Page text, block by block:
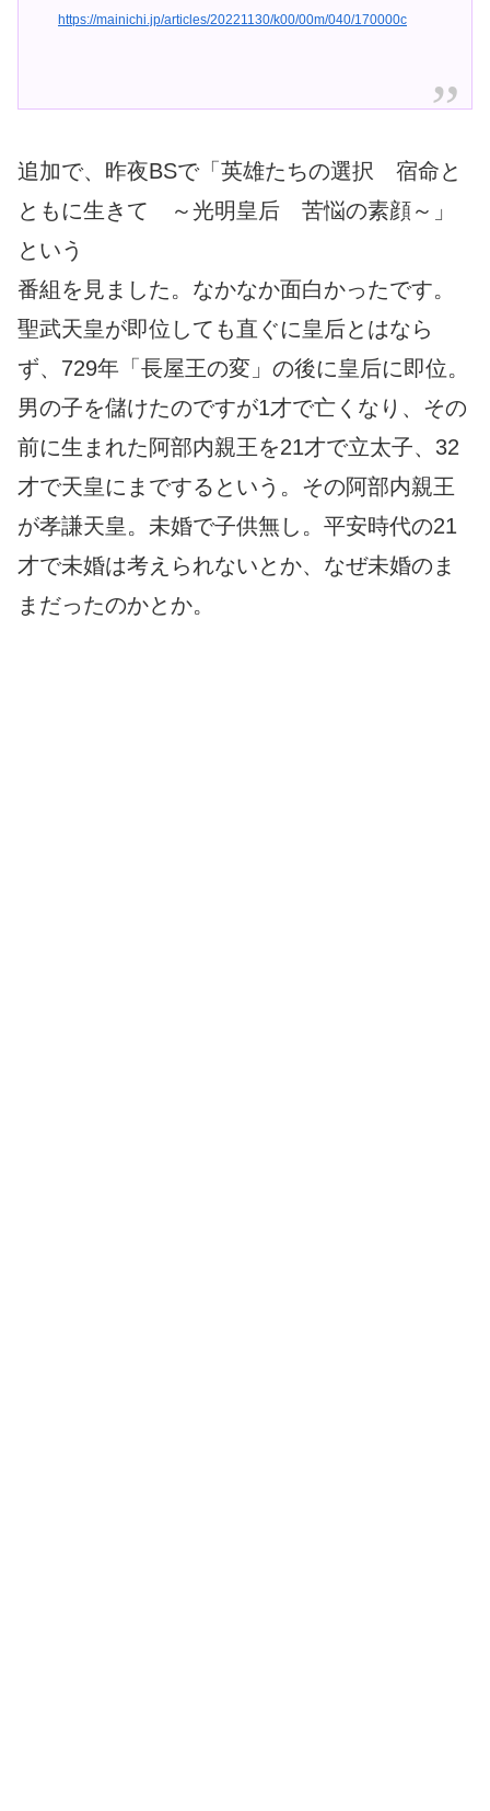
https://mainichi.jp/articles/20221130/k00/00m/040/170000c
追加で、昨夜BSで「英雄たちの選択 宿命と
ともに生きて ～光明皇后 苦悩の素顔～」
という
番組を見ました。なかなか面白かったです。
聖武天皇が即位しても直ぐに皇后とはなら
ず、729年「長屋王の変」の後に皇后に即位。
男の子を儲けたのですが1才で亡くなり、その
前に生まれた阿部内親王を21才で立太子、32
才で天皇にまでするという。その阿部内親王
が孝謙天皇。未婚で子供無し。平安時代の21
才で未婚は考えられないとか、なぜ未婚のま
まだったのかとか。